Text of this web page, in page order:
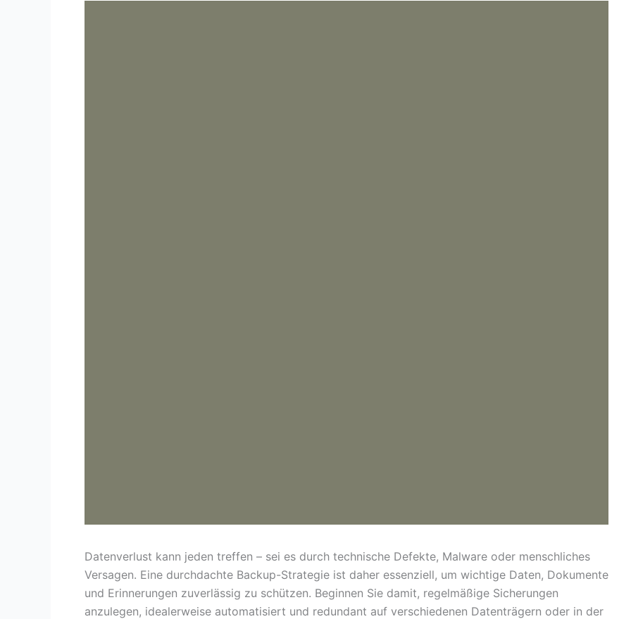
Datenverlust kann jeden treffen – sei es durch technische Defekte, Malware oder menschliches
Versagen. Eine durchdachte Backup-Strategie ist daher essenziell, um wichtige Daten, Dokumente
und Erinnerungen zuverlässig zu schützen. Beginnen Sie damit, regelmäßige Sicherungen
anzulegen, idealerweise automatisiert und redundant auf verschiedenen Datenträgern oder in der